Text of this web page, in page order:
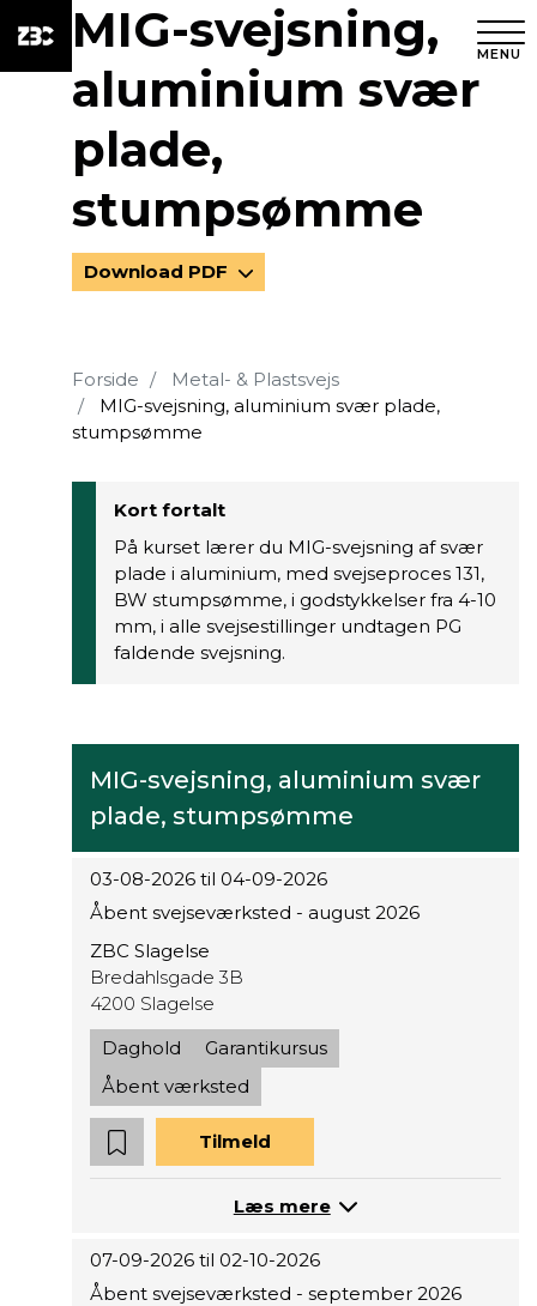
MENU
MIG-svejsning,
aluminium svær
plade,
stumpsømme
Download PDF
Forside
Metal- & Plastsvejs
MIG-svejsning, aluminium svær plade,
stumpsømme
Kort fortalt
På kurset lærer du MIG-svejsning af svær
plade i aluminium, med svejseproces 131,
BW stumpsømme, i godstykkelser fra 4-10
mm, i alle svejsestillinger undtagen PG
faldende svejsning.
MIG-svejsning, aluminium svær
plade, stumpsømme
03-08-2026 til 04-09-2026
Åbent svejseværksted - august 2026
ZBC Slagelse
Bredahlsgade 3B
4200 Slagelse
Daghold
Garantikursus
Åbent værksted
Tilmeld
Læs mere
07-09-2026 til 02-10-2026
Åbent svejseværksted - september 2026